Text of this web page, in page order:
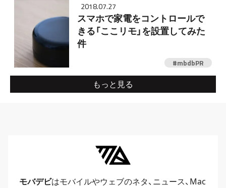
2018.07.27
スマホで家電をコントロールで
きる「ここリモ」を設置してみた
件
#mbdbPR
もっと見る
モバデビはモバイルやウェブのネタ、 ニュース、 Mac